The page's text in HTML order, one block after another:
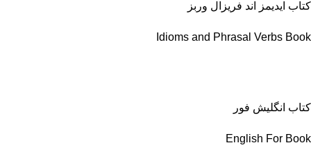
کتاب ایدیمز اند فریزال وربز
Idioms and Phrasal Verbs Book
کتاب انگلیش فور
English For Book